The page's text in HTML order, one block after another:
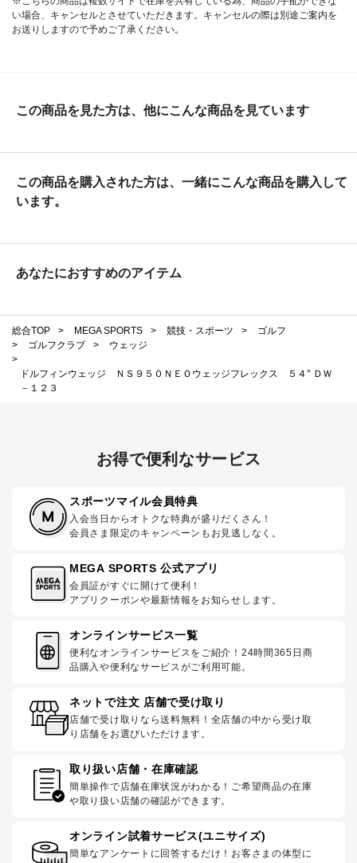
い場合、キャンセルとさせていただきます。キャンセルの際は別途ご案内を
お送りしますので予めご了承ください。
この商品を見た方は、他にこんな商品を見ています
この商品を購入された方は、一緒にこんな商品を購入して
います。
あなたにおすすめのアイテム
総合TOP > MEGA SPORTS > 競技・スポーツ >
ゴルフ
>
ゴルフクラブ >
ウェッジ
>
ドルフィンウェッジ ＮＳ９５０ＮＥＯウェッジフレックス ５４° ＤＷ
－１２３
お得で便利なサービス
スポーツマイル会員特典
入会当日からオトクな特典が盛りだくさん！
会員さま限定のキャンペーンもお見逃しなく。
MEGA SPORTS 公式アプリ
会員証がすぐに開けて便利！
アプリクーポンや最新情報をお知らせします。
オンラインサービス一覧
便利なオンラインサービスをご紹介！24時間365日商
品購入や便利なサービスがご利用可能。
ネットで注文 店舗で受け取り
店舗で受け取りなら送料無料！全店舗の中から受け取
り店舗をお選びいただけます。
取り扱い店舗・在庫確認
簡単操作で店舗在庫状況がわかる！ご希望商品の在庫
や取り扱い店舗の確認ができます。
オンライン試着サービス(ユニサイズ)
簡単なアンケートに回答するだけ！お客さまの体型に